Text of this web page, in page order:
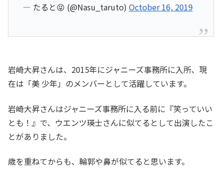
— たると😝 (@Nasu_taruto) October 16, 2019
岩崎大昇さんは、2015年にジャニーズ事務所に入所、現
在は「美 少年」のメンバーとして活躍しています。
岩崎大昇さんはジャニーズ事務所に入る前に『笑っていい
とも！』で、ウエンツ瑛士さんに似てるとして出演したこ
とがありました。
歳を重ねてからも、輪郭や鼻が似てると思います。